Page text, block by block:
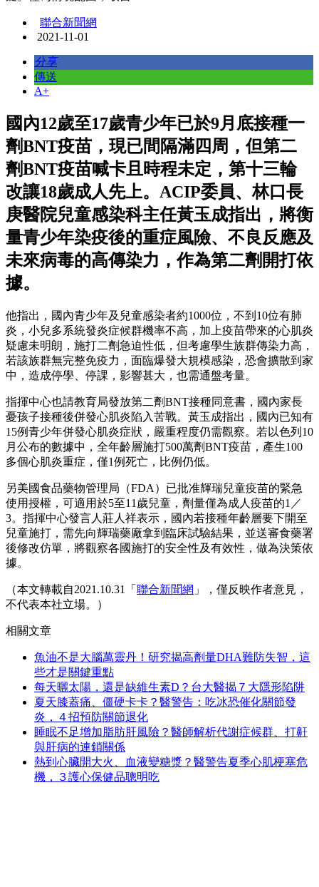
聯合新聞網
2021-11-01
分享
傳送
A+
國內12歲至17歲青少年已於9月底接種一
劑BNT疫苗，現已間隔滿四周，但第二
劑BNT疫苗喊卡且時程未定，第十三輪
改讓18歲成人先上。ACIP委員、林口長
庚醫院兒童感染科主任黃玉成指出，將衡
量青少年染疫後的重症風險、不良反應及
未來病毒的高傳染力，作為第二劑開打依
據。
他指出，國內青少年及兒童感染者約1000位，不到10位有肺
炎，小兒多系統發炎症候群機率不高，加上疫苗帶來的心肌炎
疑慮未明朗，施打二劑急迫性低，但考慮學生族群傳染力高，
若該族群無完整免疫力，面臨爆發大規模感染，恐會擴散到家
中，造成停學、停課，影響甚大，也需通盤考量。
指揮中心也請教育局發放第二劑BNT接種同意書，國內家長
憂孩子接種後併發心肌炎陷入苦戰。黃玉成指出，國內已知有
15例青少年併發心肌炎症狀，嚴重程度仍需觀察。若以色列10
月公布的數據中，全年齡層施打500萬劑BNT疫苗，產生100
多個心肌炎重症，僅1例死亡，比例仍低。
另美國食品藥物管理局（FDA）已批准輝瑞兒童疫苗的緊急
使用授權，可適用於5至11歲兒童，劑量僅為成人疫苗的1／
3。指揮中心發言人莊人祥表示，國內若接種年齡層要下開至
兒童施打，需先向輝瑞藥廠拿到臨床試驗結果，並送審食藥署
後修改仿單，將觀察各國施打的安全性及有效性，做為決策依
據。
（本文轉載自2021.10.31「 聯合新聞網 」，僅反映作者意見，
不代表本社立場。）
相關文章
魚油不是大腦萬靈丹！研究揭高劑量DHA難防失智，這
些才是關鍵重點
每天曬太陽，還是缺維生素D？台大醫揭７大隱形陷阱
夏天膝蓋痛、僵硬卡卡？醫警告：吃冰恐催化關節發
炎，４招預防關節退化
睡眠不足增加脂肪肝風險？醫師解析代謝症候群、打鼾
與肝病的連鎖關係
熱到心臟開大火、血液變糖漿？醫警告夏季心肌梗塞危
機，３護心保健品聰明吃